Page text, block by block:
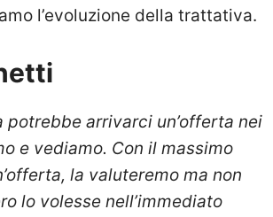
l’evoluzione della trattativa.
potrebbe arrivarci un’offerta nei
e vediamo. Con il massimo
la valuteremo ma non
lo volesse nell’immediato